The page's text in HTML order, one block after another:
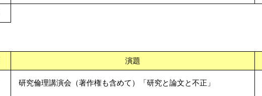
演題
研究倫理講演会（著作権も含めて）「研究と論文と不正」